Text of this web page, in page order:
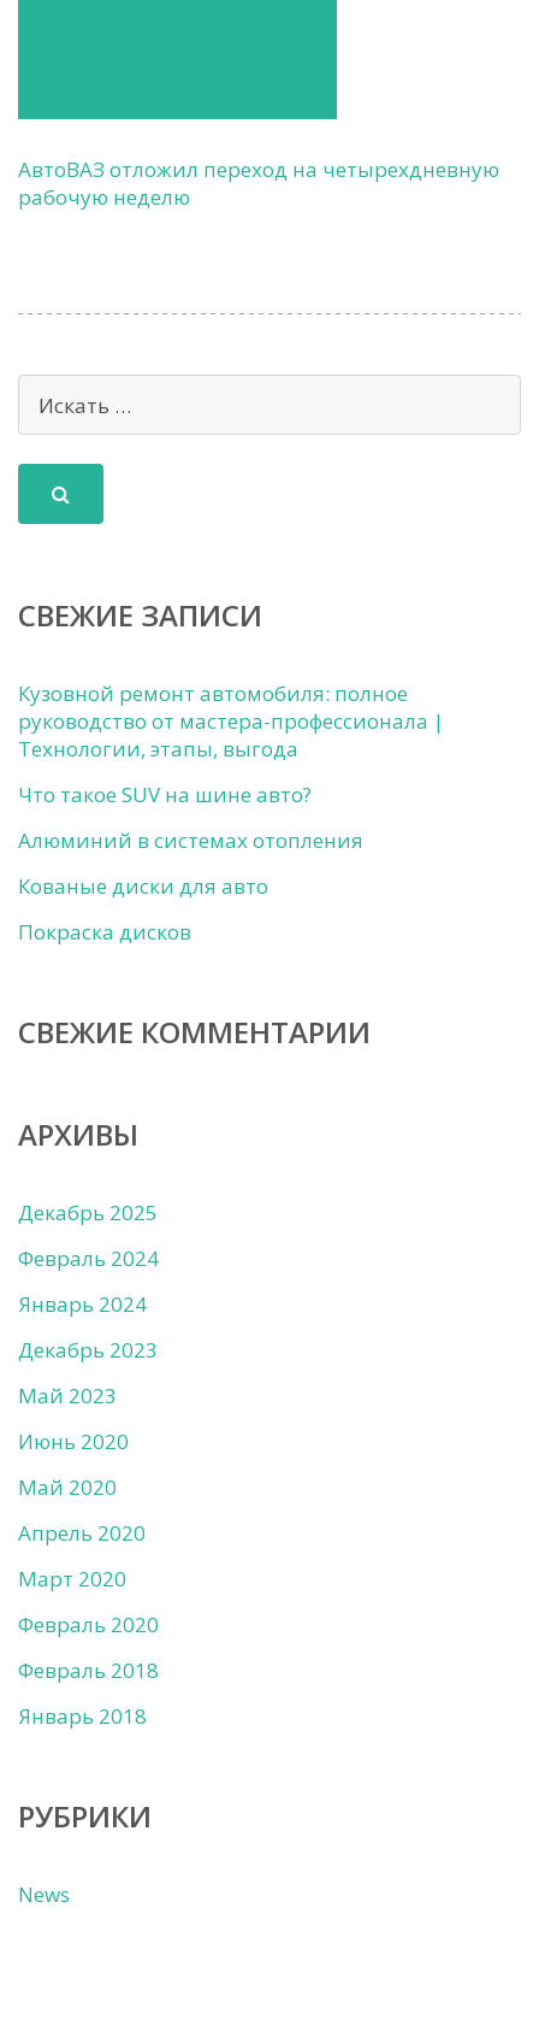
АвтоВАЗ отложил переход на четырехдневную
рабочую неделю
СВЕЖИЕ ЗАПИСИ
Кузовной ремонт автомобиля: полное
руководство от мастера-профессионала |
Технологии, этапы, выгода
Что такое SUV на шине авто?
Алюминий в системах отопления
Кованые диски для авто
Покраска дисков
СВЕЖИЕ КОММЕНТАРИИ
АРХИВЫ
Декабрь 2025
Февраль 2024
Январь 2024
Декабрь 2023
Май 2023
Июнь 2020
Май 2020
Апрель 2020
Март 2020
Февраль 2020
Февраль 2018
Январь 2018
РУБРИКИ
News